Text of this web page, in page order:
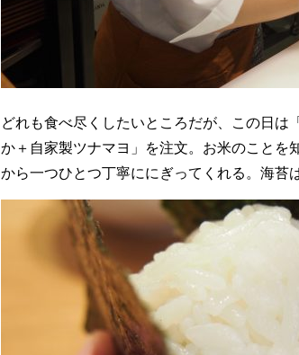
どれも食べ尽くしたいところだが、この日は
か＋自家製ツナマヨ」を注文。お米のことを
から一つひとつ丁寧ににぎってくれる。海苔